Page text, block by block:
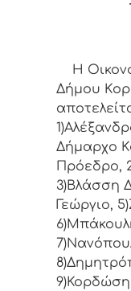
Η
Δήμoυ
Δήμαρχo
Πρόεδρo,
3)Βλάσση
Γεώργιο,